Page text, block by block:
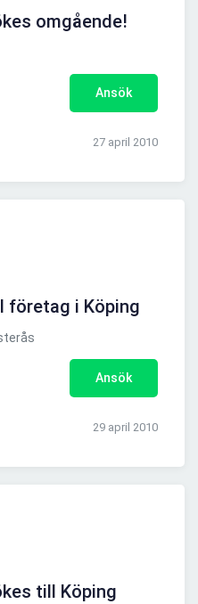
omgående!
Ansök
27 april 2010
företag i Köping
Ansök
29 april 2010
till Köping